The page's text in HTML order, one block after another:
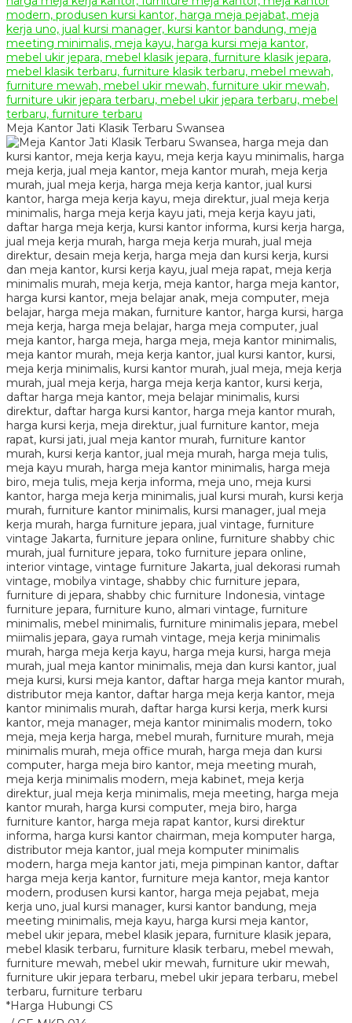
Meja Kantor Jati Klasik Terbaru Swansea
*Harga Hubungi CS